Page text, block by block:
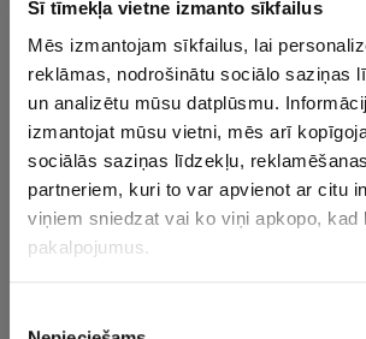
Šī tīmekļa vietne izmanto sīkfailus
Mēs izmantojam sīkfailus, lai
reklāmas, nodrošinātu sociālo saziņas
un analizētu mūsu datplūsmu.
izmantojat mūsu vietni, mēs arī
sociālās saziņas līdzekļu,
partneriem, kuri to var apvienot ar citu
viņiem sniedzat vai ko viņi apkopo, kad
pakalpojumus.
Tereveinens duelī pret vāciešiem
pirmajā maiņā kopā ar Aleksandru
Manninenu. Tereveinens laukumā
un atzīmējās ar divām rezultatīvām
2015. gada Stenlija kausa ieguvējs
NHL pamatturnīra spēlēs izcēlās ar 35
rezultativitātes punktiem. Viņš tāpat ar
Milānas-Kortīnas olimpiskajās spēlēs